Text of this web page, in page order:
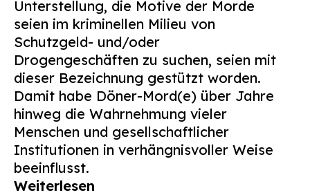
Unterstellung, die Motive der Morde
seien im kriminellen Milieu von
Schutzgeld- und/oder
Drogengeschäften zu suchen, seien mit
dieser Bezeichnung gestützt worden.
Damit habe Döner-Mord(e) über Jahre
hinweg die Wahrnehmung vieler
Menschen und gesellschaftlicher
Institutionen in verhängnisvoller Weise
beeinflusst.
Weiterlesen